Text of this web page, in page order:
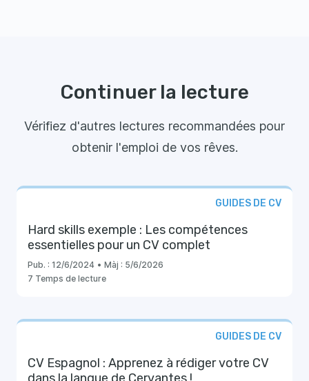
Continuer la lecture
Vérifiez d'autres lectures recommandées pour
obtenir l'emploi de vos rêves.
GUIDES DE CV
Hard skills exemple : Les compétences
essentielles pour un CV complet
Pub. : 12/6/2024 • Màj : 5/6/2026
7 Temps de lecture
GUIDES DE CV
CV Espagnol : Apprenez à rédiger votre CV